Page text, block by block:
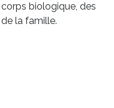
biologique, des
la famille.